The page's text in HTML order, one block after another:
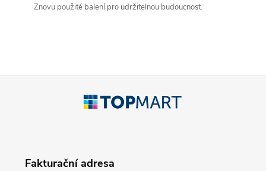
Znovu použité balení pro udržitelnou budoucnost.
Fakturační adresa